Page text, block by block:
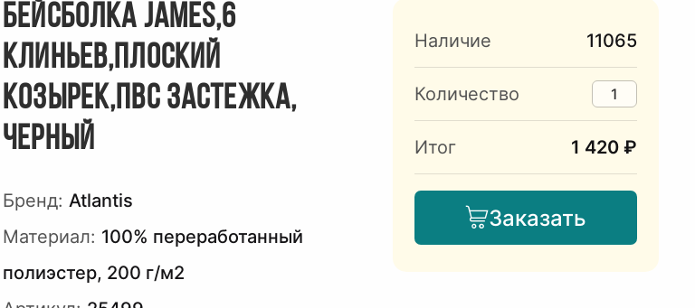
БЕЙСБОЛКА JAMES,6
КЛИНЬЕВ,ПЛОСКИЙ
КОЗЫРЕК,ПВС ЗАСТЕЖКА,
ЧЕРНЫЙ
Бренд: Atlantis
Материал: 100% переработанный
полиэстер, 200 г/м2
Наличие 11065
Количество
Итог 1 420 ₽
Заказать